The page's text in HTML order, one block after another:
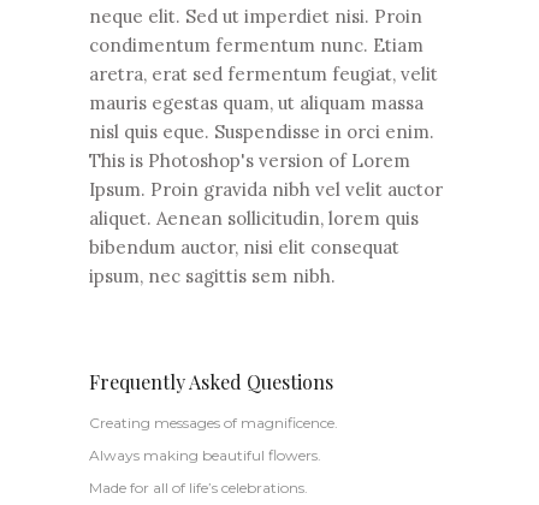
neque elit. Sed ut imperdiet nisi. Proin
condimentum fermentum nunc. Etiam
aretra, erat sed fermentum feugiat, velit
mauris egestas quam, ut aliquam massa
nisl quis eque. Suspendisse in orci enim.
This is Photoshop's version of Lorem
Ipsum. Proin gravida nibh vel velit auctor
aliquet. Aenean sollicitudin, lorem quis
bibendum auctor, nisi elit consequat
ipsum, nec sagittis sem nibh.
Frequently Asked Questions
Creating messages of magnificence.
Always making beautiful flowers.
Made for all of life’s celebrations.